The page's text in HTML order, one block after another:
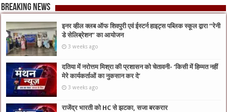
Breaking News
इनर व्हील क्लब ऑफ शिवपुरी एवं ईस्टर्न हाइट्स पब्लिक स्कूल द्वारा “रेनी
डे सेलिब्रेशन” का आयोजन
3 weeks ago
दतिया में नरोत्तम मिश्रा की प्रशासन को चेतावनी- ‘किसी में हिम्मत नहीं
मेरे कार्यकर्ताओं का नुकसान कर दे’
3 weeks ago
राजेंद्र भारती को HC से झटका, सजा बरकरार